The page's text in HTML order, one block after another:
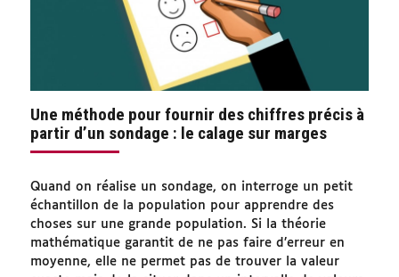
Une méthode pour fournir des chiffres précis à
partir d’un sondage : le calage sur marges
Quand on réalise un sondage, on interroge un petit
échantillon de la population pour apprendre des
choses sur une grande population. Si la théorie
mathématique garantit de ne pas faire d’erreur en
moyenne, elle ne permet pas de trouver la valeur